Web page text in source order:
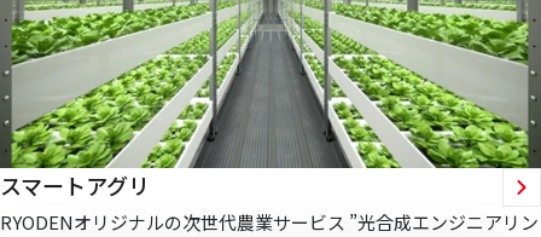
スマートアグリ
RYODENオリジナルの次世代農業サービス ”光合成エンジニアリン